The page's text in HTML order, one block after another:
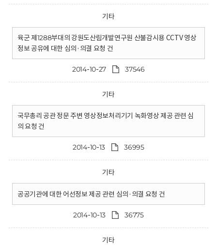
기타
육군 제1288부대의 강원도산림개발연구원 산불감시용 CCTV 영상
정보 공유에 대한 심의·의결 요청 건
2014-10-27 37546
기타
국무총리 공관 정문 주변 영상정보처리기기 녹화영상 제공 관련 심
의 요청 건
2014-10-13 36995
기타
공공기관에 대한 어선정보 제공 관련 심의·의결 요청 건
2014-10-13 36775
기타